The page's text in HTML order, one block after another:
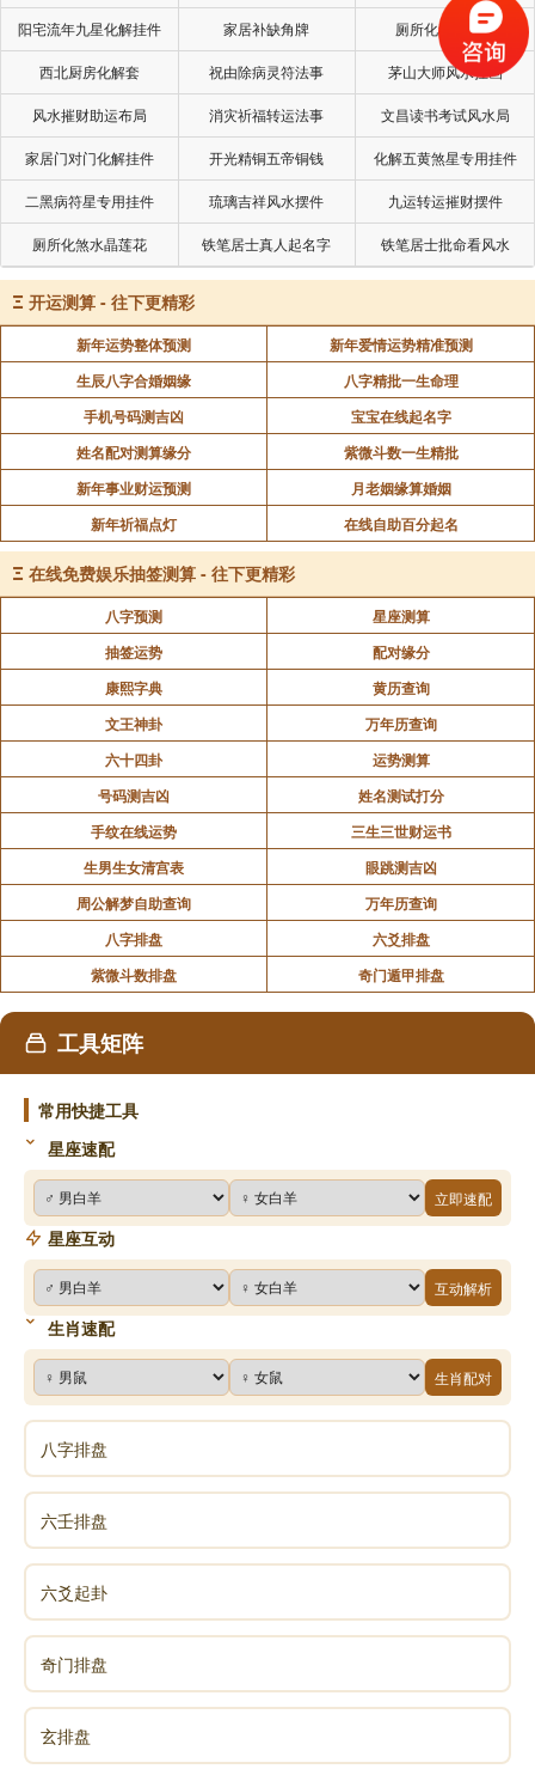
南无宝光佛
南无龙尊王佛
南无精进军佛
南无精进喜佛
南无宝火佛
南无宝月光佛
南无现无愚(yú)佛
南无宝月佛
南无无垢佛
南无离垢佛
南无勇施佛
南无清净佛
南无清净施佛
南无娑(suō)留那佛
南无水天佛
南无坚德佛
南无栴(zhān)檀(tán)功德佛
南无无量拘(jū)光佛
南无光德佛
南无无忧德佛
南无那罗延佛
南无功德华佛
南无莲花光游戏神通佛
南无财功德佛
南无德念佛
南无善名称功德佛
南无红燄(yàn)帝幢王佛
南无善游步功德佛
南无斗战胜佛
南无善游步佛
南无周匝(zā)庄严功德佛
南无宝华游步佛
南无宝莲华善住娑(suō)罗树王佛
南无法界藏(zàng)身阿弥陀佛
如是等一切世界，诸佛世尊，常住在世。是诸世尊，
当慈念我。若我此生，若我前生，从无始生死以来，所
做众罪。若自作，若教他作，见作随喜。若塔若僧，若
四方僧物。若自取，若教他取，见取随喜。五无间罪，
若自作，若教他作，见作随喜。十不善道，若自作，若
教他作，见作随喜。所作罪障，或有覆藏，或不覆藏。
阳宅流年九星化解挂件 家居补缺角牌 厕所化秽气煞套
西北厨房化解套 祝由除病灵符法事 茅山大师风水挂画
风水摧财助运布局 消灾祈福转运法事 文昌读书考试风水局
家居门对门化解挂件 开光精铜五帝铜钱 化解五黄煞星专用挂件
二黑病符星专用挂件 琉璃吉祥风水摆件 九运转运摧财摆件
厕所化煞水晶莲花 铁笔居士真人起名字 铁笔居士批命看风水
Ξ 开运测算 - 往下更精彩
新年运势整体预测
新年爱情运势精准预测
生辰八字合婚姻缘
八字精批一生命理
手机号码测吉凶
宝宝在线起名字
姓名配对测算缘分
紫微斗数一生精批
新年事业财运预测
月老姻缘算婚姻
新年祈福点灯
在线自助百分起名
Ξ 在线免费娱乐抽签测算 - 往下更精彩
八字预测
星座测算
抽签运势
配对缘分
康熙字典
黄历查询
文王神卦
万年历查询
六十四卦
运势测算
号码测吉凶
姓名测试打分
手纹在线运势
三生三世财运书
生男生女清宫表
眼跳测吉凶
周公解梦自助查询
万年历查询
八字排盘
六爻排盘
紫微斗数排盘
奇门遁甲排盘
工具矩阵
常用快捷工具
星座速配
立即速配
星座互动
互动解析
生肖速配
生肖配对
八字排盘
六壬排盘
六爻起卦
奇门排盘
玄排盘